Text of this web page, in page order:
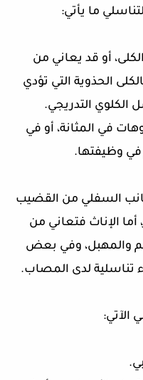
ما يأتي:
أو قد يعاني من
الحذوية التي تؤدي
الكلوي التدريجي.
في المثانة، أو في
وظيفتها.
السفلي من القضيب
الإناث فتعاني من
والمهبل، وفي بعض
تناسلية لدى المصاب.
الآتي: